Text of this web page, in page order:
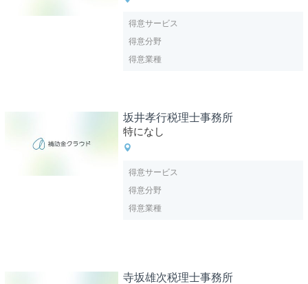
得意サービス
得意分野
得意業種
坂井孝行税理士事務所
特になし
得意サービス
得意分野
得意業種
寺坂雄次税理士事務所